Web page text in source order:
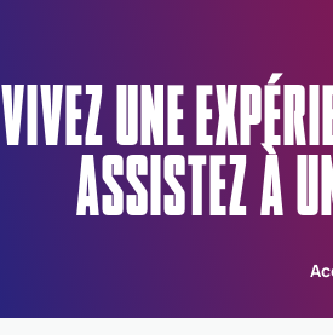
VIVEZ UNE
ASSISTEZ À